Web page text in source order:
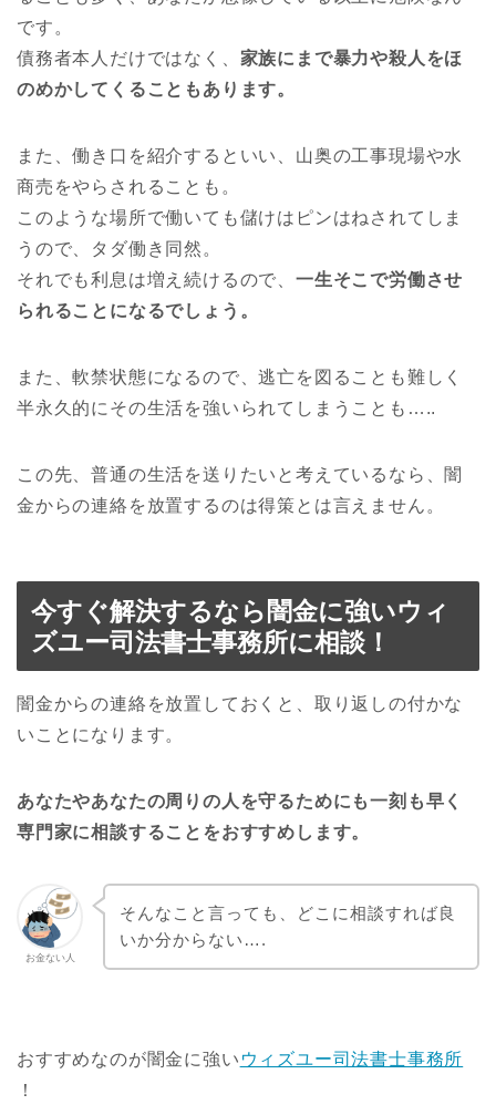
です。
債務者本人だけではなく、 家族にまで暴力や殺人をほ
のめかしてくることもあります。
また、働き口を紹介するといい、山奥の工事現場や水
商売をやらされることも。
このような場所で働いても儲けはピンはねされてしま
うので、タダ働き同然。
それでも利息は増え続けるので、 一生そこで労働させ
られることになるでしょう。
また、軟禁状態になるので、逃亡を図ることも難しく
半永久的にその生活を強いられてしまうことも…..
この先、普通の生活を送りたいと考えているなら、闇
金からの連絡を放置するのは得策とは言えません。
今すぐ解決するなら闇金に強いウィ
ズユー司法書士事務所に相談！
闇金からの連絡を放置しておくと、取り返しの付かな
いことになります。
あなたやあなたの周りの人を守るためにも一刻も早く
専門家に相談することをおすすめします。
お金ない人
そんなこと言っても、どこに相談すれば良
いか分からない….
おすすめなのが闇金に強い ウィズユー司法書士事務所
！